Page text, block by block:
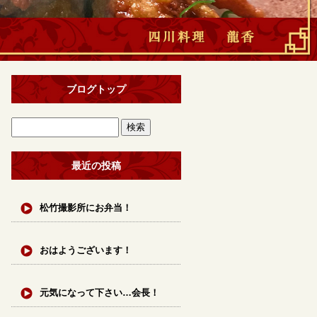
ブログトップ
最近の投稿
松竹撮影所にお弁当！
おはようございます！
元気になって下さい…会長！